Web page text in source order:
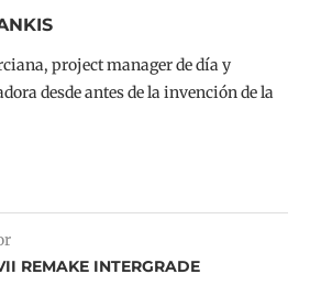
project manager de día y
desde antes de la invención de la
REMAKE INTERGRADE